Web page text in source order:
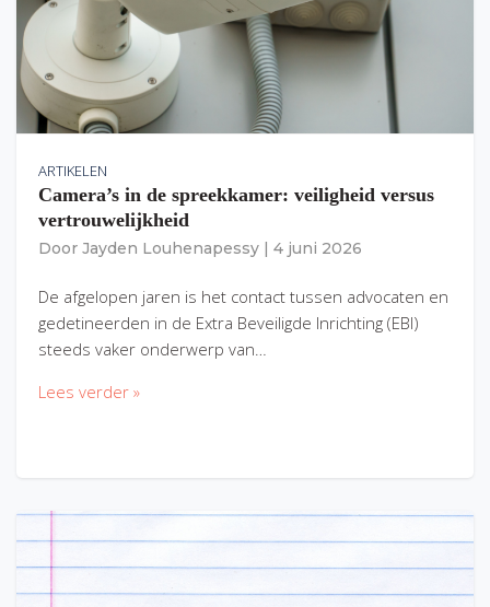
ARTIKELEN
Camera’s in de spreekkamer: veiligheid versus
vertrouwelijkheid
Door Jayden Louhenapessy 4 juni 2026
De afgelopen jaren is het contact tussen advocaten en
gedetineerden in de Extra Beveiligde Inrichting (EBI)
steeds vaker onderwerp van…
Lees verder »